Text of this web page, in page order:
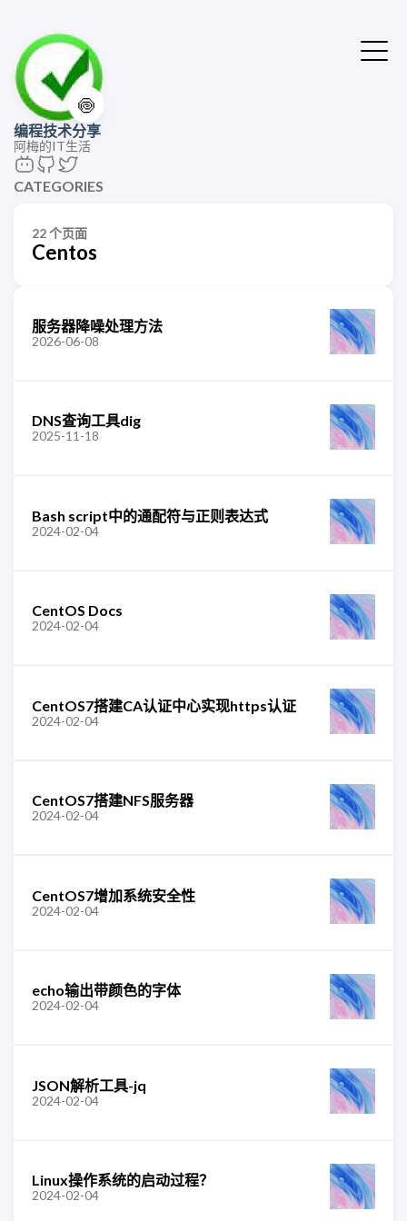
🍥
编程技术分享
阿梅的IT生活
CATEGORIES
22 个页面
Centos
服务器降噪处理方法
2026-06-08
DNS查询工具dig
2025-11-18
Bash script中的通配符与正则表达式
2024-02-04
CentOS Docs
2024-02-04
CentOS7搭建CA认证中心实现https认证
2024-02-04
CentOS7搭建NFS服务器
2024-02-04
CentOS7增加系统安全性
2024-02-04
echo输出带颜色的字体
2024-02-04
JSON解析工具-jq
2024-02-04
Linux操作系统的启动过程？
2024-02-04